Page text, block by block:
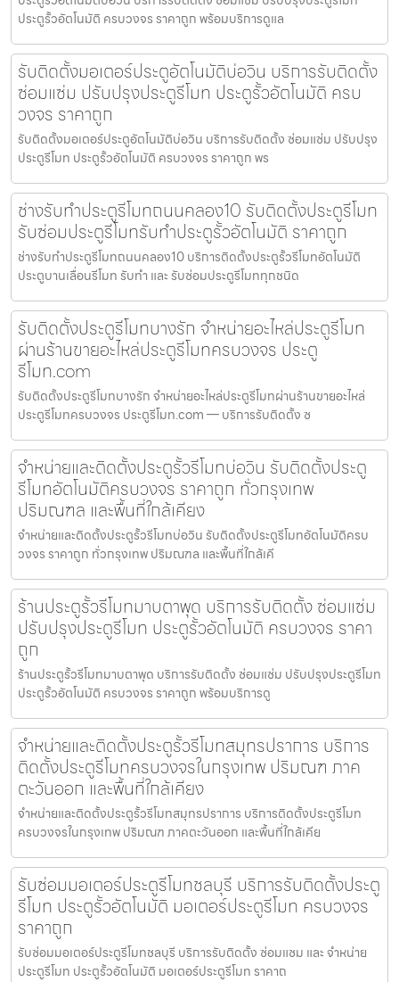
ประตูรั้วอัตโนมัติ ครบวงจร ราคาถูก พร้อมบริการดูแล
รับติดตั้งมอเตอร์ประตูอัตโนมัติบ่อวิน บริการรับติดตั้ง
ซ่อมแซ่ม ปรับปรุงประตูรีโมท ประตูรั้วอัตโนมัติ ครบ
วงจร ราคาถูก
รับติดตั้งมอเตอร์ประตูอัตโนมัติบ่อวิน บริการรับติดตั้ง ซ่อมแซ่ม ปรับปรุง
ประตูรีโมท ประตูรั้วอัตโนมัติ ครบวงจร ราคาถูก พร
ช่างรับทำประตูรีโมทถนนคลอง10 รับติดตั้งประตูรีโมท
รับซ่อมประตูรีโมทรับทำประตูรั้วอัตโนมัติ ราคาถูก
ช่างรับทำประตูรีโมทถนนคลอง10 บริการติดตั้งประตูรั้วรีโมทอัตโนมัติ
ประตูบานเลื่อนรีโมท รับทำ และ รับซ่อมประตูรีโมททุกชนิด
รับติดตั้งประตูรีโมทบางรัก จำหน่ายอะไหล่ประตูรีโมท
ผ่านร้านขายอะไหล่ประตูรีโมทครบวงจร ประตู
รีโมท.com
รับติดตั้งประตูรีโมทบางรัก จำหน่ายอะไหล่ประตูรีโมทผ่านร้านขายอะไหล่
ประตูรีโมทครบวงจร ประตูรีโมท.com — บริการรับติดตั้ง ซ
จำหน่ายและติดตั้งประตูรั้วรีโมทบ่อวิน รับติดตั้งประตู
รีโมทอัตโนมัติครบวงจร ราคาถูก ทั่วกรุงเทพ
ปริมณฑล และพื้นที่ใกล้เคียง
จำหน่ายและติดตั้งประตูรั้วรีโมทบ่อวิน รับติดตั้งประตูรีโมทอัตโนมัติครบ
วงจร ราคาถูก ทั่วกรุงเทพ ปริมณฑล และพื้นที่ใกล้เคี
ร้านประตูรั้วรีโมทมาบตาพุด บริการรับติดตั้ง ซ่อมแซ่ม
ปรับปรุงประตูรีโมท ประตูรั้วอัตโนมัติ ครบวงจร ราคา
ถูก
ร้านประตูรั้วรีโมทมาบตาพุด บริการรับติดตั้ง ซ่อมแซ่ม ปรับปรุงประตูรีโมท
ประตูรั้วอัตโนมัติ ครบวงจร ราคาถูก พร้อมบริการดู
จำหน่ายและติดตั้งประตูรั้วรีโมทสมุทรปราการ บริการ
ติดตั้งประตูรีโมทครบวงจรในกรุงเทพ ปริมณฑ ภาค
ตะวันออก และพื้นที่ใกล้เคียง
จำหน่ายและติดตั้งประตูรั้วรีโมทสมุทรปราการ บริการติดตั้งประตูรีโมท
ครบวงจรในกรุงเทพ ปริมณฑ ภาคตะวันออก และพื้นที่ใกล้เคีย
รับซ่อมมอเตอร์ประตูรีโมทชลบุรี บริการรับติดตั้งประตู
รีโมท ประตูรั้วอัตโนมัติ มอเตอร์ประตูรีโมท ครบวงจร
ราคาถูก
รับซ่อมมอเตอร์ประตูรีโมทชลบุรี บริการรับติดตั้ง ซ่อมแซม และ จำหน่าย
ประตูรีโมท ประตูรั้วอัตโนมัติ มอเตอร์ประตูรีโมท ราคาถ